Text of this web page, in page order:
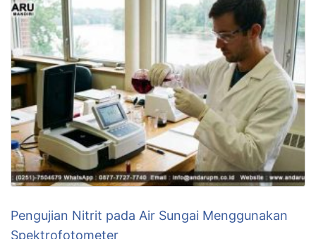
Pengujian Nitrit pada Air Sungai Menggunakan
Spektrofotometer